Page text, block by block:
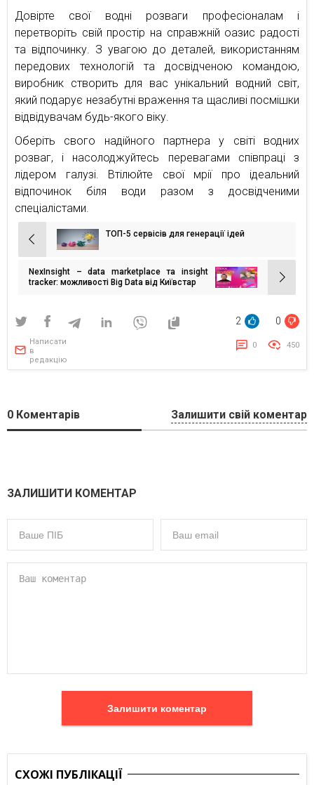
Довірте свої водні розваги професіоналам і
перетворіть свій простір на справжній оазис радості
та відпочинку. З увагою до деталей, використанням
передових технологій та досвідченою командою,
виробник створить для вас унікальний водний світ,
який подарує незабутні враження та щасливі посмішки
відвідувачам будь-якого віку.
Оберіть свого надійного партнера у світі водних
розваг, і насолоджуйтесь перевагами співпраці з
лідером галузі. Втілюйте свої мрії про ідеальний
відпочинок біля води разом з досвідченими
спеціалістами.
Навігація
записів
ТОП-5 сервісів для генерації ідей
NexInsight – data marketplace та insight
tracker: можливості Big Data від Київстар
2 0
Написати
в
редакцію
0 450
0 Коментарів Залишити свій коментар
ЗАЛИШИТИ КОМЕНТАР
Залишити коментар
СХОЖІ ПУБЛІКАЦІЇ